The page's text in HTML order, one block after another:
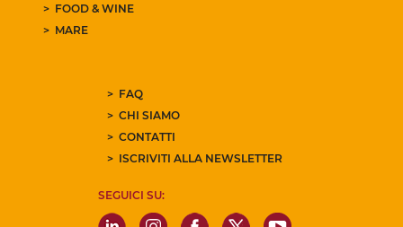
FOOD & WINE
MARE
FAQ
CHI SIAMO
CONTATTI
ISCRIVITI ALLA NEWSLETTER
SEGUICI SU: